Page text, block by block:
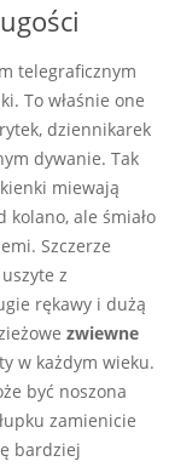
telegraficznym
To właśnie one
dziennikarek
dywanie. Tak
miewają
kolano, ale śmiało
Szczerze
z
rękawy i dużą
zwiewne
w każdym wieku.
być noszona
zamienicie
bardziej